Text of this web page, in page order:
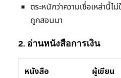
ตระหนักว่าความเชื่อเหล่านี้
ถูกสอนมา
2. อ่านหนังสือการเงิน
หนังสือ ผู้เขียน